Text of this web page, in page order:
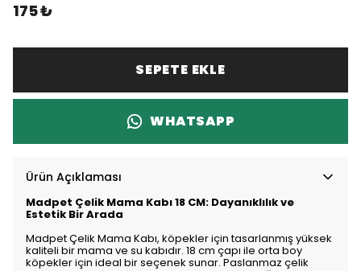
175 ₺
SEPETE EKLE
WHATSAPP
Ürün Açıklaması
Madpet Çelik Mama Kabı 18 CM: Dayanıklılık ve
Estetik Bir Arada
Madpet Çelik Mama Kabı, köpekler için tasarlanmış yüksek
kaliteli bir mama ve su kabıdır. 18 cm çapı ile orta boy
köpekler için ideal bir seçenek sunar. Paslanmaz çelik